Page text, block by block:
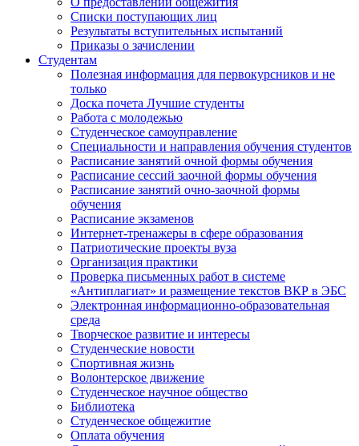
Списки поступающих лиц
Результаты вступительных испытаний
Приказы о зачислении
Студентам
Полезная информация для первокурсников и не
только
Доска почета Лучшие студенты
Работа с молодежью
Студенческое самоуправление
Специальности и направления обучения студентов
Расписание занятий очной формы обучения
Расписание сессий заочной формы обучения
Расписание занятий очно-заочной формы
обучения
Расписание экзаменов
Интернет-тренажеры в сфере образования
Патриотические проекты вуза
Организация практики
Проверка письменных работ в системе
«Антиплагиат» и размещение текстов ВКР в ЭБС
Электронная информационно-образовательная
среда
Творческое развитие и интересы
Студенческие новости
Спортивная жизнь
Волонтерское движение
Студенческое научное общество
Библиотека
Студенческое общежитие
Оплата обучения